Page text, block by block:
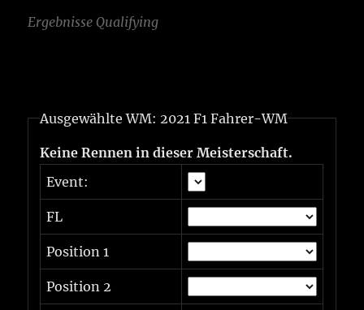
Ergebnisse Qualifying
Ausgewählte WM: 2021 F1 Fahrer-WM
Keine Rennen in dieser Meisterschaft.
Event:
FL
Position 1
Position 2